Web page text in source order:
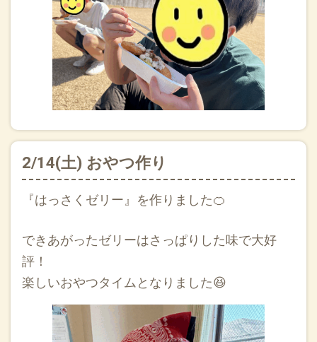
2/14(土) おやつ作り
『はっさくゼリー』を作りました🍊
できあがったゼリーはさっぱりした味で大好
評！
楽しいおやつタイムとなりました😆